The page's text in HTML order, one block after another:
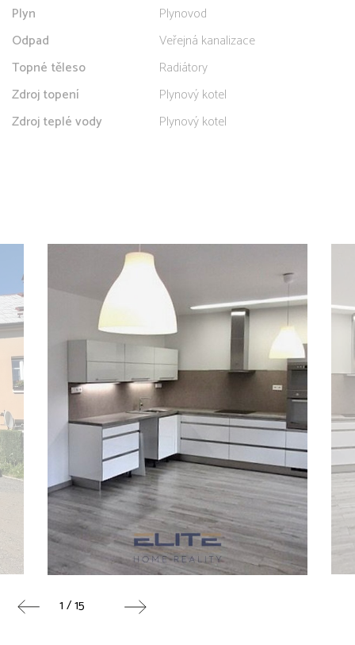
Plyn
Plynovod
Odpad
Veřejná kanalizace
Topné těleso
Radiátory
Zdroj topení
Plynový kotel
Zdroj teplé vody
Plynový kotel
1 / 15